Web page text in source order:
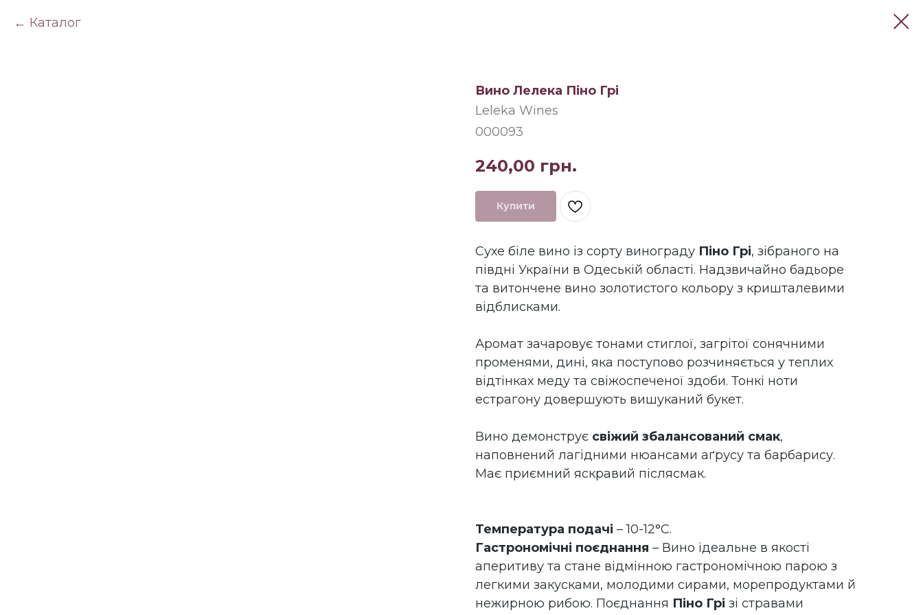
Каталог
Вино Лелека Піно Грі
Leleka Wines
000093
240,00 грн.
Купити
Сухе біле вино із сорту винограду Піно Грі, зібраного на
півдні України в Одеській області. Надзвичайно бадьоре
та витончене вино золотистого кольору з кришталевими
відблисками.
Аромат зачаровує тонами стиглої, загрітої сонячними
променями, дині, яка поступово розчиняється у теплих
відтінках меду та свіжоспеченої здоби. Тонкі ноти
естрагону довершують вишуканий букет.
Вино демонструє свіжий збалансований смак,
наповнений лагідними нюансами аґрусу та барбарису.
Має приємний яскравий післясмак.
Температура подачі – 10-12°C.
Гастрономічні поєднання – Вино ідеальне в якості
аперитиву та стане відмінною гастрономічною парою з
легкими закусками, молодими сирами, морепродуктами й
нежирною рибою. Поєднання Піно Грі зі стравами